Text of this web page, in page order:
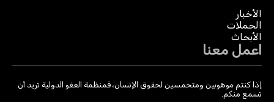
الأخبار
الحملات
الأبحاث
اعمل معنا
إذا كنتم موهوبين ومتحمسين لحقوق الإنسان، فمنظمة العفو الدولية تريد أن
تسمع منكم.